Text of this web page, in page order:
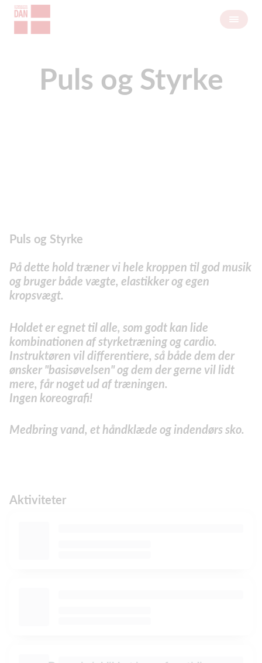
Puls og Styrke
Puls og Styrke
På dette hold træner vi hele kroppen til god musik
og bruger både vægte, elastikker og egen
kropsvægt.
Holdet er egnet til alle, som godt kan lide
kombinationen af styrketræning og cardio.
Instruktøren vil differentiere, så både dem der
ønsker "basisøvelsen" og dem der gerne vil lidt
mere, får noget ud af træningen.
Ingen koreografi!
Medbring vand, et håndklæde og indendørs sko.
Aktiviteter